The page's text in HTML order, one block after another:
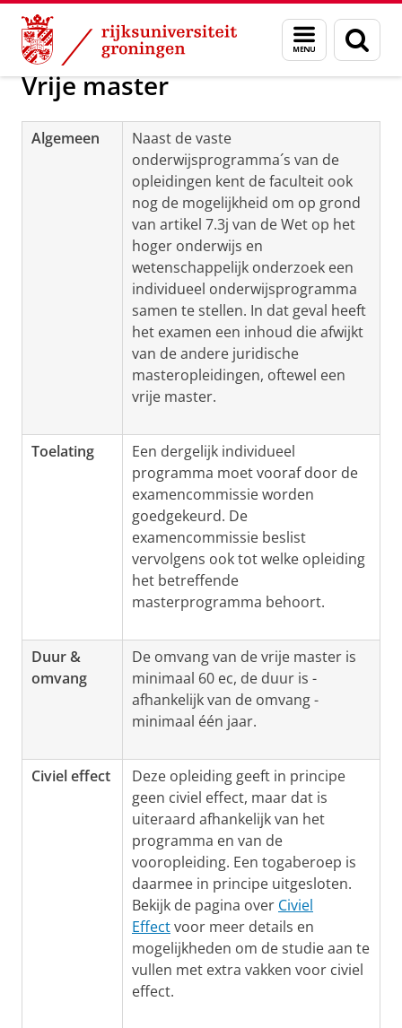
Skip
Content
Skip
Navigation
Menu
en
zoeken
Opleidingen, varianten & specialisaties
Vrije master
Algemeen
Naast de vaste
onderwijsprogramma´s van de
opleidingen kent de faculteit ook
nog de mogelijkheid om op grond
van artikel 7.3j van de Wet op het
hoger onderwijs en
wetenschappelijk onderzoek een
individueel onderwijsprogramma
samen te stellen. In dat geval heeft
het examen een inhoud die afwijkt
van de andere juridische
masteropleidingen, oftewel een
vrije master.
Toelating
Een dergelijk individueel
programma moet vooraf door de
examencommissie worden
goedgekeurd. De
examencommissie beslist
vervolgens ook tot welke opleiding
het betreffende
masterprogramma behoort.
Duur &
omvang
De omvang van de vrije master is
minimaal 60 ec, de duur is -
afhankelijk van de omvang -
minimaal één jaar.
Civiel effect
Deze opleiding geeft in principe
geen civiel effect, maar dat is
uiteraard afhankelijk van het
programma en van de
vooropleiding. Een togaberoep is
daarmee in principe uitgesloten.
Bekijk de pagina over Civiel
Effectvoor meer details en
mogelijkheden om de studie aan te
vullen met extra vakken voor civiel
effect.